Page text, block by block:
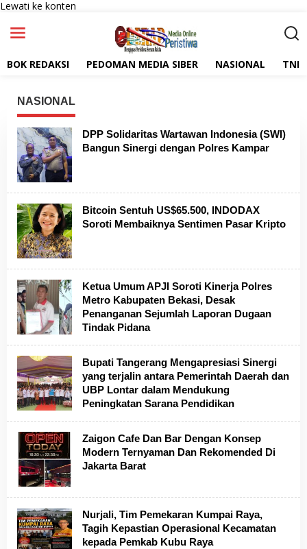
Lewati ke konten
BOK REDAKSI PEDOMAN MEDIA SIBER NASIONAL TNI
NASIONAL
DPP Solidaritas Wartawan Indonesia (SWI)
Bangun Sinergi dengan Polres Kampar
Bitcoin Sentuh US$65.500, INDODAX
Soroti Membaiknya Sentimen Pasar Kripto
Ketua Umum APJI Soroti Kinerja Polres
Metro Kabupaten Bekasi, Desak
Penanganan Sejumlah Laporan Dugaan
Tindak Pidana
Bupati Tangerang Mengapresiasi Sinergi
yang terjalin antara Pemerintah Daerah dan
UBP Lontar dalam Mendukung
Peningkatan Sarana Pendidikan
Zaigon Cafe Dan Bar Dengan Konsep
Modern Ternyaman Dan Rekomended Di
Jakarta Barat
Nurjali, Tim Pemekaran Kumpai Raya,
Tagih Kepastian Operasional Kecamatan
kepada Pemkab Kubu Raya